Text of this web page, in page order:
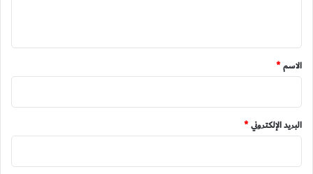
*
الاسم*
البريد الإلكتروني*